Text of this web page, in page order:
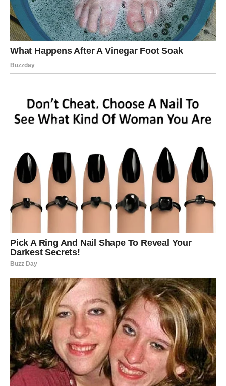
ali istovremeno osnažujuće, jer istina često oslobađa, čak
i kada dolazi s težinom bolnih saznanja.
Na kraju, ovaj slučaj podseća da svaka porodica nosi
svoje tajne, a ono što izgleda kao obična fotografija može
za razumevanjem može trajati godinama, ali istina koju
otkrijemo možepromeniti pogled na prošlosti osloboditi